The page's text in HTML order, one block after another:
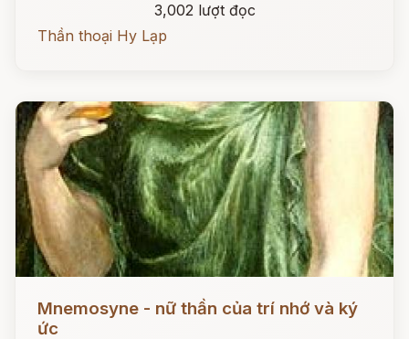
3,002 lượt đọc
Thần thoại Hy Lạp
Mnemosyne - nữ thần của trí nhớ và ký
ức